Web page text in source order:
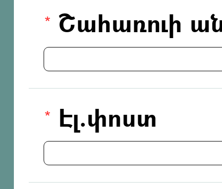
Շահառուի
Էլ.փոստ